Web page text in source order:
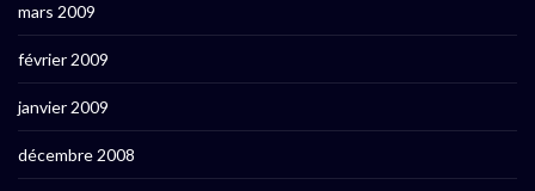
mars 2009
février 2009
janvier 2009
décembre 2008